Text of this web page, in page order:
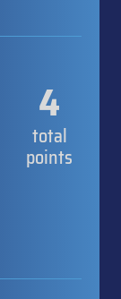
4
total
points